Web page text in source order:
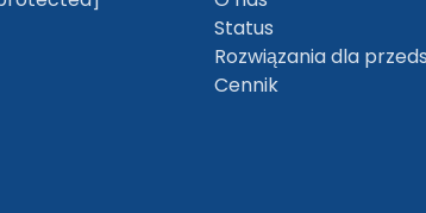
Status
Rozwiązania dla
Cennik